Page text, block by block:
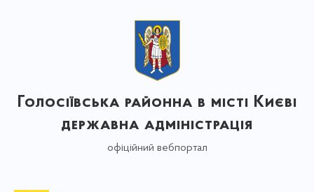
Голосіївська районна в місті Києві
державна адміністрація
офіційний вебпортал